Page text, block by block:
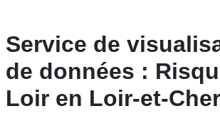
Service de
de données :
Loir en Loir-et-Cher